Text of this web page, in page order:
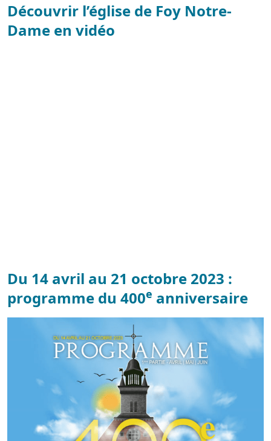
Découvrir l’église de Foy Notre-
Dame en vidéo
Du 14 avril au 21 octobre 2023 :
programme du 400e anniversaire